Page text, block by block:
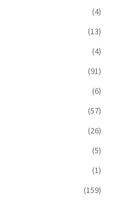
(4)
(13)
(4)
(91)
(6)
(57)
(26)
(5)
(1)
(159)